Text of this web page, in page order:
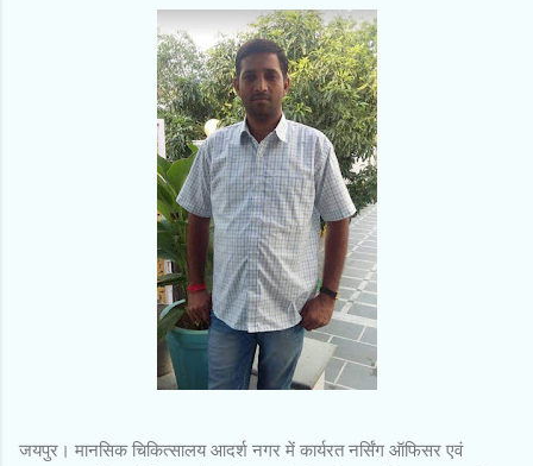
जयपुर। मानसिक चिकित्सालय आदर्श नगर में कार्यरत नर्सिंग ऑफिसर एवं